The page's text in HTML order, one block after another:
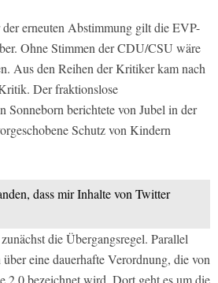
erneuten Abstimmung gilt die EVP-
Ohne Stimmen der CDU/CSU wäre
Aus den Reihen der Kritiker kam nach
Der fraktionslose
Sonneborn berichtete von Jubel in der
Schutz von Kindern
dass mir Inhalte von Twitter
die Übergangsregel. Parallel
eine dauerhafte Verordnung, die von
2.0 bezeichnet wird. Dort geht es um die